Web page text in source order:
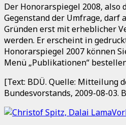
Der Honorarspiegel 2008, also
Gegenstand der Umfrage, darf
Gründen erst mit erheblicher
werden. Er erscheint in
Honorarspiegel 2007 können
Menü „Publikationen“
[Text: BDÜ. Quelle: Mitteilung
Bundesvorstands, 2009-08-03.